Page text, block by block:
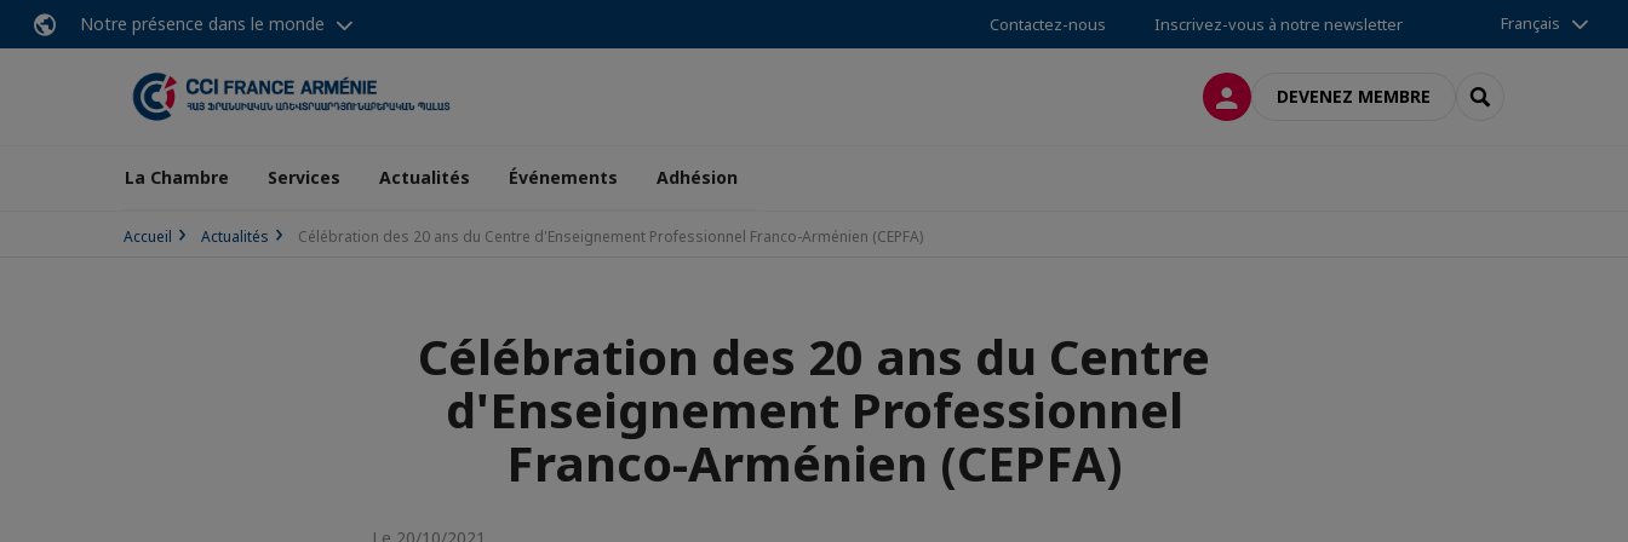
Notre présence dans le monde Contactez-nous Inscrivez-vous à notre newsletter Français
CONNEXIONDEVENEZ MEMBRE RECHERCHER
La Chambre Services Actualités Événements Adhésion
Accueil Actualités Célébration des 20 ans du Centre d'Enseignement Professionnel Franco-Arménien (CEPFA)
Célébration des 20 ans du Centre
d'Enseignement Professionnel
Franco-Arménien (CEPFA)